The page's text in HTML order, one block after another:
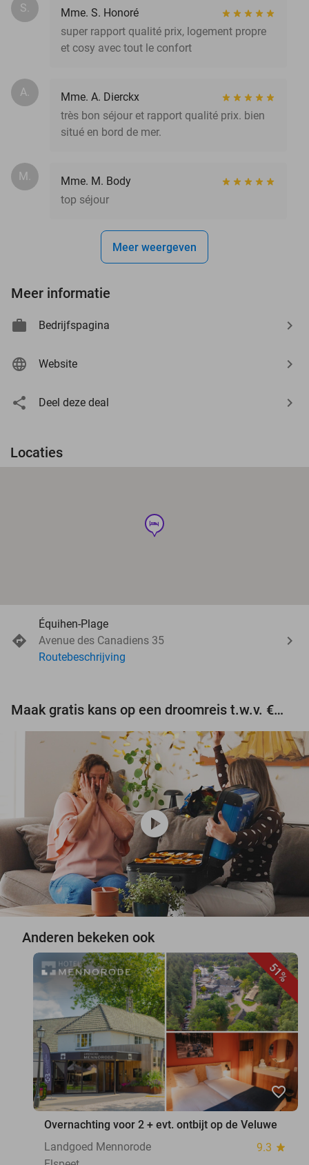
S.
Mme. S. Honoré
super rapport qualité prix, logement propre
et cosy avec tout le confort
A.
Mme. A. Dierckx
très bon séjour et rapport qualité prix. bien
situé en bord de mer.
M.
Mme. M. Body
top séjour
Meer weergeven
Meer informatie
Bedrijfspagina
Website
Deel deze deal
Locaties
hotel
Équihen-Plage
Avenue des Canadiens 35
Routebeschrijving
Maak gratis kans op een droomreis t.w.v. €3.000!
play_circle
Anderen bekeken ook
51%
favorite_border
Overnachting voor 2 + evt. ontbijt op de Veluwe
Landgoed Mennorode
9.3 star